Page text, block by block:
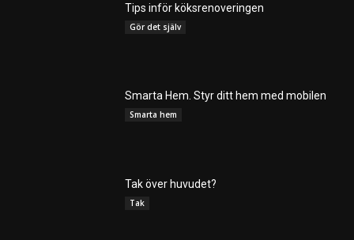
Tips inför köksrenoveringen
Gör det själv
Smarta Hem. Styr ditt hem med mobilen
Smarta hem
Tak över huvudet?
Tak